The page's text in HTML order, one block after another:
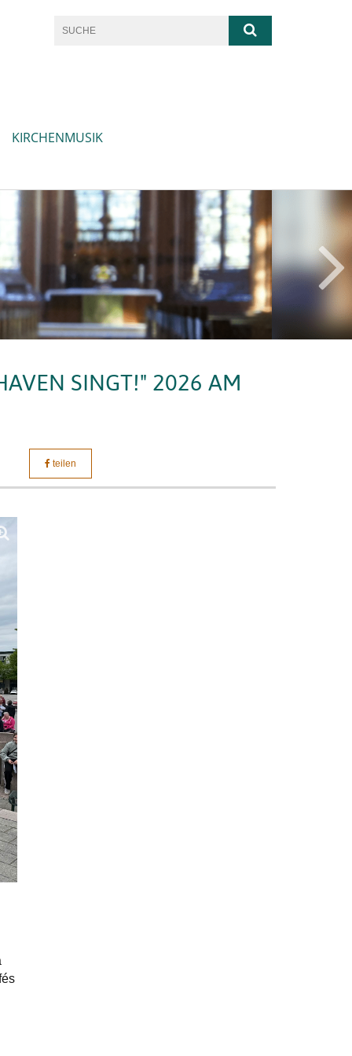
KIRCHENMUSIK
SINGT!" 2026 AM
teilen